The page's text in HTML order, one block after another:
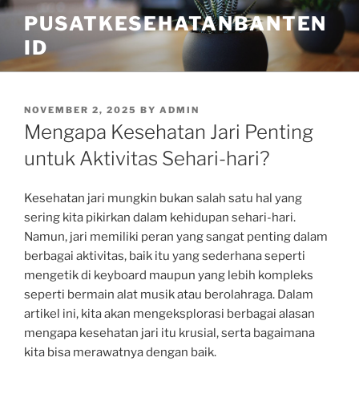
Skip
content
PUSATKESEHATANBANTEN
ID
POSTED
ON
NOVEMBER 2, 2025 BY ADMIN
Mengapa Kesehatan Jari Penting
untuk Aktivitas Sehari-hari?
Kesehatan jari mungkin bukan salah satu hal yang
sering kita pikirkan dalam kehidupan sehari-hari.
Namun, jari memiliki peran yang sangat penting dalam
berbagai aktivitas, baik itu yang sederhana seperti
mengetik di keyboard maupun yang lebih kompleks
seperti bermain alat musik atau berolahraga. Dalam
artikel ini, kita akan mengeksplorasi berbagai alasan
mengapa kesehatan jari itu krusial, serta bagaimana
kita bisa merawatnya dengan baik.